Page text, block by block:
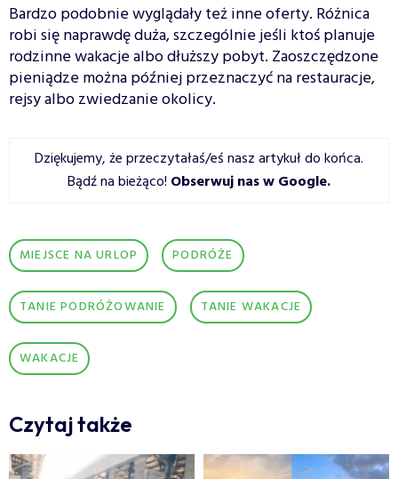
Bardzo podobnie wyglądały też inne oferty. Różnica
robi się naprawdę duża, szczególnie jeśli ktoś planuje
rodzinne wakacje albo dłuższy pobyt. Zaoszczędzone
pieniądze można później przeznaczyć na restauracje,
rejsy albo zwiedzanie okolicy.
Dziękujemy, że przeczytałaś/eś nasz artykuł do końca.
Bądź na bieżąco! Obserwuj nas w Google.
MIEJSCE NA URLOP PODRÓŻE
TANIE PODRÓŻOWANIE TANIE WAKACJE
WAKACJE
Czytaj także